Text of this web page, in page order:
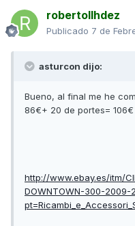
robertollhdez
Publicado 7 de
asturcon dijo:
Bueno, al final me he
86€+ 20 de portes=
http://www.ebay.es/itm/
DOWNTOWN-300-2009-